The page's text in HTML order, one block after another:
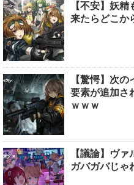
【不安】妖
来たらどこか
【驚愕】次
要素が追加さ
ｗｗｗ
【議論】ヴ
ガバガバじゃ